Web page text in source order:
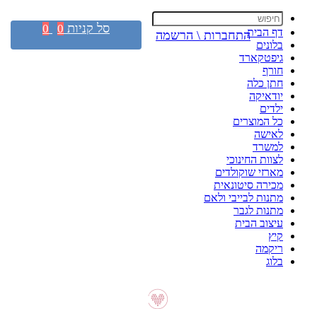
דף הבית
בלונים
גיפטקארד
חורף
חתן כלה
יודאיקה
ילדים
כל המוצרים
לאישה
למשרד
לצוות החינוכי
מארזי שוקולדים
מכירה סיטונאית
מתנות לבייבי ולאם
מתנות לגבר
עיצוב הבית
קיץ
ריקמה
בלוג
התחברות \ הרשמה סל קניות 0
0